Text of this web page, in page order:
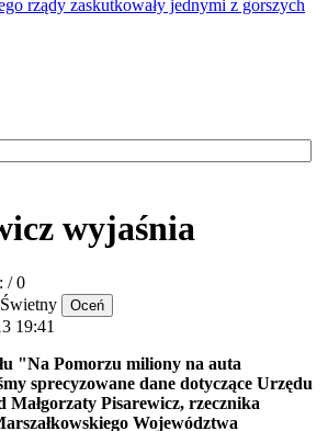
rządy zaskutkowały jednymi z gorszych
wyjaśnia
/ 0
Świetny
19:41
"Na Pomorzu miliony na auta
sprecyzowane dane dotyczące Urzędu
Małgorzaty Pisarewicz, rzecznika
Województwa